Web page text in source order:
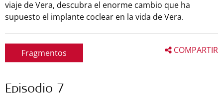
viaje de Vera, descubra el enorme cambio que ha
supuesto el implante coclear en la vida de Vera.
Fragmentos COMPARTIR
Episodio 7